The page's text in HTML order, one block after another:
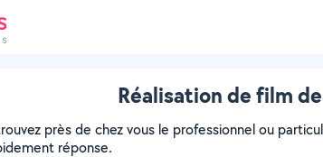
Réalisation de film
près de chez vous le professionnel ou
réponse.